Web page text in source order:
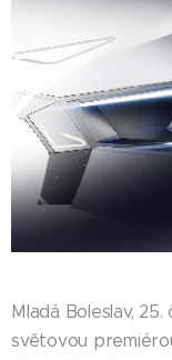
Mladá Boleslav,
světovou